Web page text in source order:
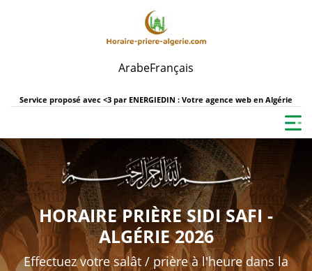
ArabeFrançais
Service proposé avec <3 par ENERGIEDIN : Votre agence web en Algérie
HORAIRE PRIÈRE SIDI SAFI -
ALGÉRIE 2026
Effectuez votre salât / prière à l'heure dans la